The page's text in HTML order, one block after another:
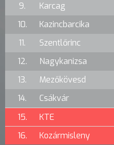
9.
Karcag
10.
Kazincbarcika
11.
Szentlőrinc
12.
Nagykanizsa
13.
Mezőkövesd
14.
Csákvár
15.
KTE
16.
Kozármisleny